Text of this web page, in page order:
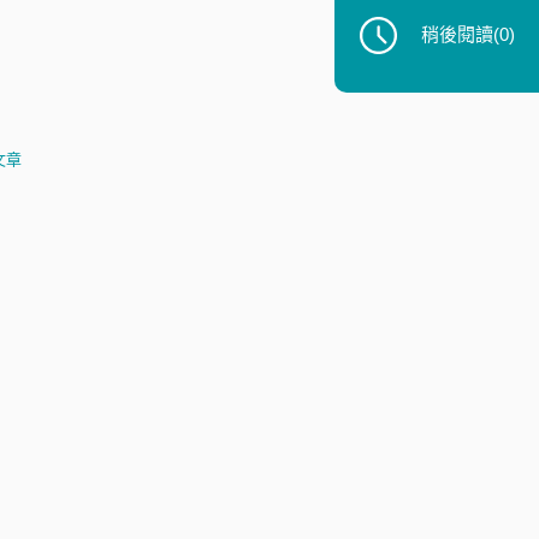
章
稍後閱讀(0)